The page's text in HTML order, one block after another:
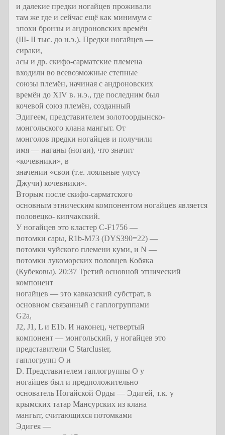
и далекие предки ногайцев проживали
там же где и сейчас ещё как минимум с
эпохи бронзы и андроновских времён
(III- II тыс. до н.э.). Предки ногайцев —
сираки,
асы и др. скифо-сарматские племена
входили во всевозможные степные
союзы племён, начиная с андроновских
времён до XIV в. н.э., где последним был
кочевой союз племён, созданный
Эдигеем, представителем золотоордынско-
монгольского клана мангыт. От
монголов предки ногайцев и получили
имя — наганы (ногаи), что значит
«кочевники», в
значении «свои (т.е. лояльные улусу
Джучи) кочевники».
Вторым после скифо-сарматского
основным этническим компонентом ногайцев является
половецко- кипчакский.
У ногайцев это кластер С-F1756 —
потомки сары, R1b-M73 (DYS390=22) —
потомки чуйского племени куми, и N —
потомки лукоморских половцев Кобяка
(Кубековы). 20:37 Третий основной этнический
компонент
ногайцев — это кавказский субстрат, в
основном связанный с гаплогруппами
G2a,
J2, J1, L и E1b. И наконец, четвертый
компонент — монгольский, у ногайцев это
представители C Starcluster,
гаплогрупп O и
D. Представителем гаплогруппы О у
ногайцев был и предположительно
основатель Ногайской Орды — Эдигей, т.к. у
крымских татар Мансурских из клана
мангыт, считающихся потомками
Эдигея —